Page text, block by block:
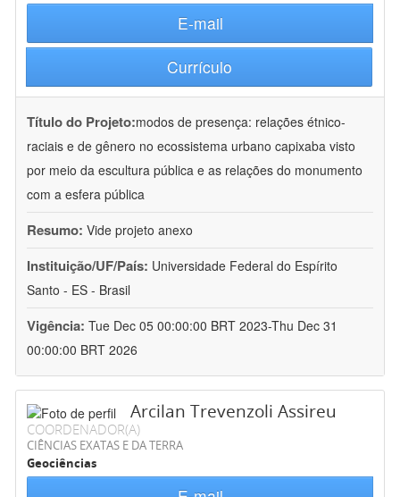
E-mail
Currículo
Título do Projeto:modos de presença: relações étnico-
raciais e de gênero no ecossistema urbano capixaba visto
por meio da escultura pública e as relações do monumento
com a esfera pública
Resumo: Vide projeto anexo
Instituição/UF/País: Universidade Federal do Espírito
Santo - ES - Brasil
Vigência: Tue Dec 05 00:00:00 BRT 2023-Thu Dec 31
00:00:00 BRT 2026
Arcilan Trevenzoli Assireu
COORDENADOR(A)
CIÊNCIAS EXATAS E DA TERRA
Geociências